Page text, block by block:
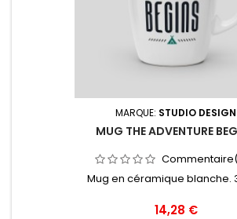
MARQUE: STUDIO DESIGN
MUG THE ADVENTURE
Mug en céramique blanche.
Prix
14,28 €